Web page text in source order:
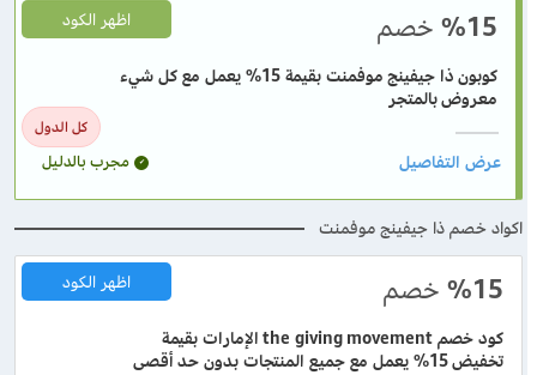
%15 خصم
كل الدول
كوبون ذا جيفينج موفمنت بقيمة 15% يعمل مع كل شيء
معروض بالمتجر
اظهر الكود
مجرب بالدليل
اكواد خصم ذا جيفينج موفمنت
%15 خصم
كود خصم the giving movement الإمارات بقيمة
تخفيض 15% يعمل مع جميع المنتجات بدون حد أقصى
اظهر الكود